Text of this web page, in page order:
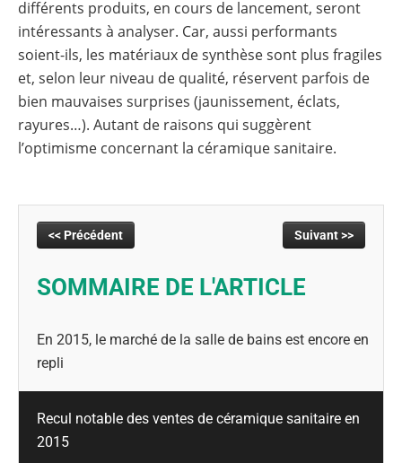
différents produits, en cours de lancement, seront
intéressants à analyser. Car, aussi performants
soient-ils, les matériaux de synthèse sont plus fragiles
et, selon leur niveau de qualité, réservent parfois de
bien mauvaises surprises (jaunissement, éclats,
rayures…). Autant de raisons qui suggèrent
l’optimisme concernant la céramique sanitaire.
<< Précédent Suivant >>
SOMMAIRE DE L'ARTICLE
En 2015, le marché de la salle de bains est encore en
repli
Recul notable des ventes de céramique sanitaire en
2015